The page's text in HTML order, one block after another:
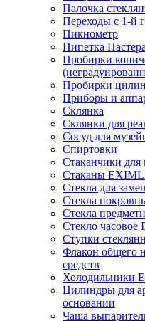
Палочка
Переходы с 1-й
Пикнометр
Пипетка
Пробирки
Пробирки
Приборы и
Склянка
Склянки для
Сосуд для
Спиртовки
Стаканчики
Стаканы
Стекла для
Стекла
Стекла
Стекло
Ступки
Флакон общего
средств
Холодильники
Цилиндры для
основании
Чаша